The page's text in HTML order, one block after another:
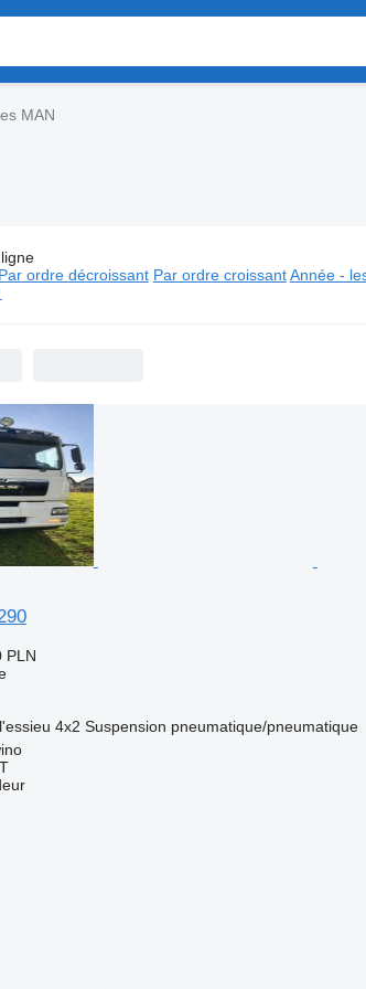
MAN
Camions isothermes MAN
Par ordre décroissant Par ordre croissant Année -
PLN
4x2 Suspension pneumatique/pneumatique